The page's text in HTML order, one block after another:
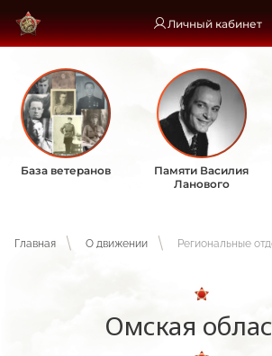
Личный кабинет
База ветеранов
Памяти Василия
Ланового
Главная О движении Региональные
Омская